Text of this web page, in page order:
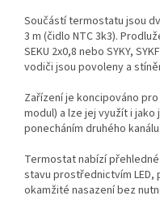
Součástí termostatu jsou
3 m (čidlo NTC 3k3).
SEKU 2x0,8 nebo SYKY,
vodiči jsou povoleny a
Zařízení je koncipováno
modul) a lze jej využít i
ponecháním druhého
Termostat nabízí
stavu prostřednictvím LED,
okamžité nasazení bez